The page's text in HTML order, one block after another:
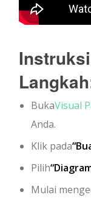
BukaVisual
Anda.
Klik pada
Pilih
Mulai